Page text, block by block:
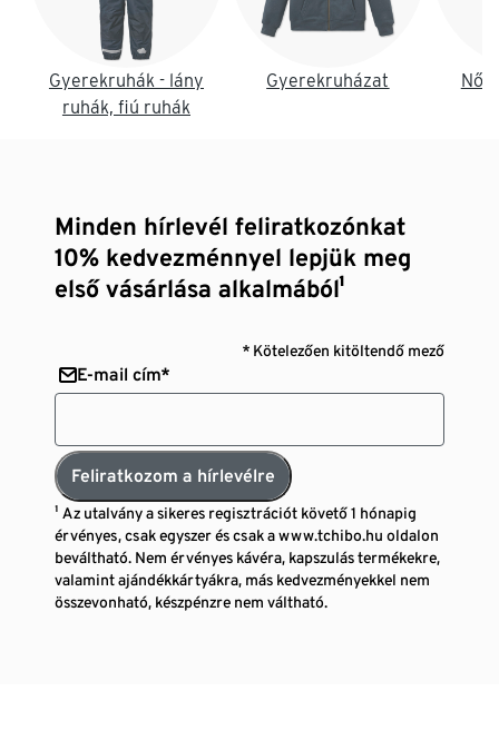
Gyerekruhák - lány
ruhák, fiú ruhák
Gyerekruházat Női
Minden hírlevél feliratkozónkat
10% kedvezménnyel lepjük meg
első vásárlása alkalmából¹
* Kötelezően kitöltendő mező
E-mail cím*
Feliratkozom a hírlevélre
¹ Az utalvány a sikeres regisztrációt követő 1 hónapig
érvényes, csak egyszer és csak a www.tchibo.hu oldalon
beváltható. Nem érvényes kávéra, kapszulás termékekre,
valamint ajándékkártyákra, más kedvezményekkel nem
összevonható, készpénzre nem váltható.